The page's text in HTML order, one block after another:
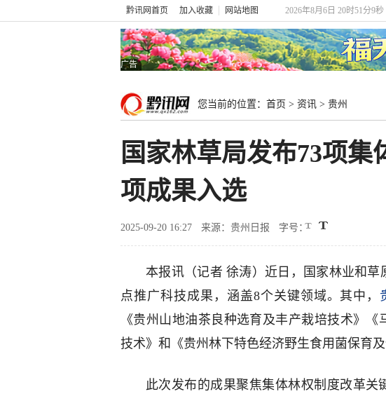
黔讯网首页 加入收藏 网站地图 2026年8月6日 20时51分9秒
广告
您当前的位置： 首页 > 资讯 > 贵州
国家林草局发布73项
项成果入选
2025-09-20 16:27 来源：贵州日报 字号：
本报讯（记者 徐涛）近日，国家林业和草
点推广科技成果，涵盖8个关键领域。其中，
《贵州山地油茶良种选育及丰产栽培技术》
技术》和《贵州林下特色经济野生食用菌保育及
此次发布的成果聚焦集体林权制度改革关